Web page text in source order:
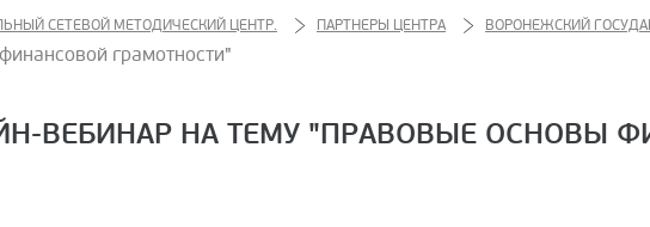
СЕТЕВОЙ МЕТОДИЧЕСКИЙ ЦЕНТР. ПАРТНЕРЫ ЦЕНТРА ВОРОНЕЖСКИЙ
грамотности"
ВЕБИНАР НА ТЕМУ "ПРАВОВЫЕ ОСНОВЫ